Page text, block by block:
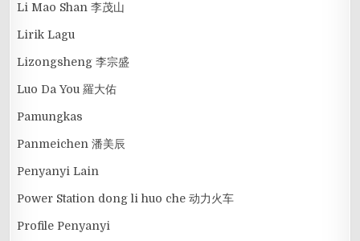
Li Mao Shan 李茂山
Lirik Lagu
Lizongsheng 李宗盛
Luo Da You 羅大佑
Pamungkas
Panmeichen 潘美辰
Penyanyi Lain
Power Station dong li huo che 动力火车
Profile Penyanyi